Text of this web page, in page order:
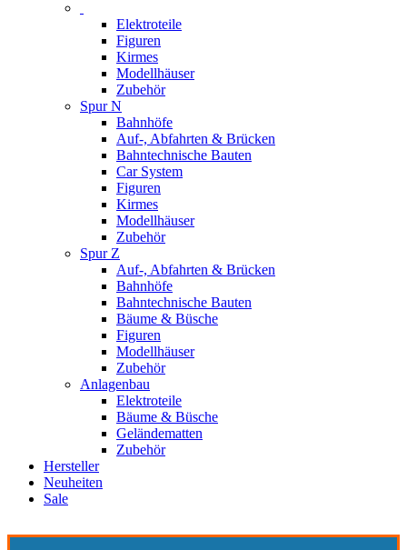
Elektroteile
Figuren
Kirmes
Modellhäuser
Zubehör
Spur N
Bahnhöfe
Auf-, Abfahrten & Brücken
Bahntechnische Bauten
Car System
Figuren
Kirmes
Modellhäuser
Zubehör
Spur Z
Auf-, Abfahrten & Brücken
Bahnhöfe
Bahntechnische Bauten
Bäume & Büsche
Figuren
Modellhäuser
Zubehör
Anlagenbau
Elektroteile
Bäume & Büsche
Geländematten
Zubehör
Hersteller
Neuheiten
Sale